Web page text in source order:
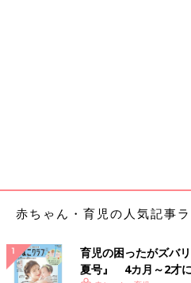
赤ちゃん・育児の人気記事
育児の困ったがズバ
夏号』 4カ月～2才